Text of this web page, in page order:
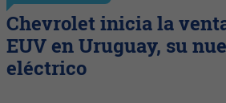
Chevrolet inicia la
EUV en Uruguay, su
eléctrico